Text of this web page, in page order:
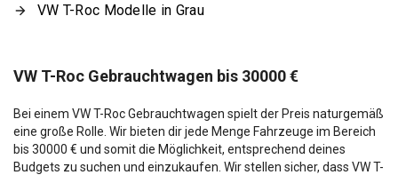
VW T-Roc Modelle in Grau
VW T-Roc Gebrauchtwagen bis 30000 €
Bei einem VW T-Roc Gebrauchtwagen spielt der Preis naturgemäß
eine große Rolle. Wir bieten dir jede Menge Fahrzeuge im Bereich
bis 30000 € und somit die Möglichkeit, entsprechend deines
Budgets zu suchen und einzukaufen. Wir stellen sicher, dass VW T-